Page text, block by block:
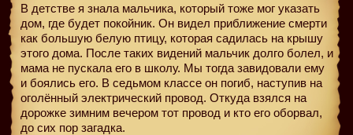
В детстве я знала мальчика, который тоже мог указать
дом, где будет покойник. Он видел приближение смерти
как большую белую птицу, которая садилась на крышу
этого дома. После таких видений мальчик долго болел, и
мама не пускала его в школу. Мы тогда завидовали ему
и боялись его. В седьмом классе он погиб, наступив на
оголённый электрический провод. Откуда взялся на
дорожке зимним вечером тот провод и кто его оборвал,
до сих пор загадка.